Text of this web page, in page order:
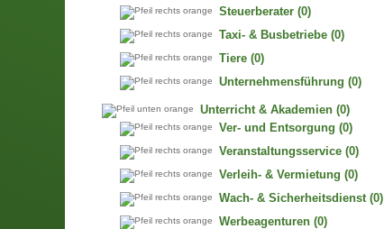
Steuerberater (0)
Taxi- & Busbetriebe (0)
Tiere (0)
Unternehmensführung (0)
Unterricht & Akademien (0)
Ver- und Entsorgung (0)
Veranstaltungsservice (0)
Verleih- & Vermietung (0)
Wach- & Sicherheitsdienst (0)
Werbeagenturen (0)